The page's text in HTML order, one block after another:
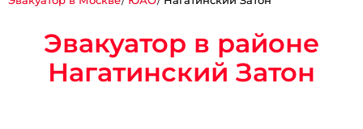
Эвакуатор в районе
Нагатинский Затон